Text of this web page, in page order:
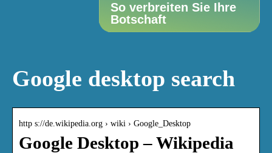
So verbreiten Sie Ihre
Botschaft
Google desktop search
http s://de.wikipedia.org › wiki › Google_Desktop
Google Desktop – Wikipedia